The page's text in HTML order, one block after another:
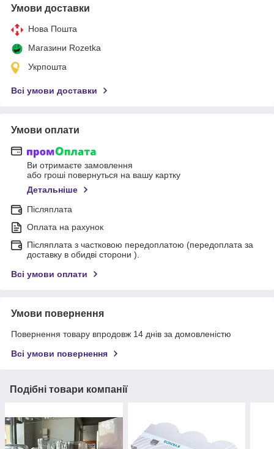
Умови доставки
Нова Пошта
Магазини Rozetka
Укрпошта
Всі умови доставки
Умови оплати
Ви отримаєте замовлення
або гроші повернуться на вашу картку
Детальніше
Післяплата
Оплата на рахунок
Післяплата з частковою передоплатою (передоплата за
доставку в обидві сторони ).
Всі умови оплати
Умови повернення
Повернення товару впродовж 14 днів за домовленістю
Всі умови повернення
Подібні товари компанії